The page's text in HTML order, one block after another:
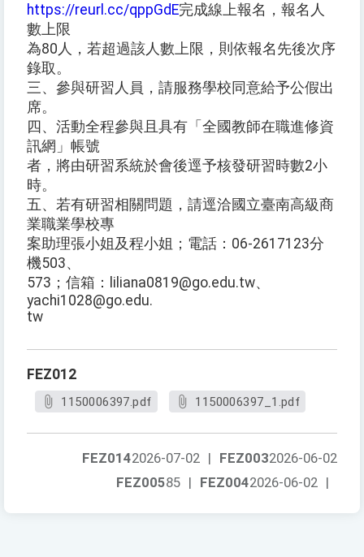
https://reurl.cc/qppGdE完成線上報名，報名人
數上限
為80人，若超過該人數上限，則依報名先後次序
錄取。
三、參與研習人員，請服務學校同意給予公假出
席。
四、活動全程參與且具有「全國教師在職進修資
訊網」帳號
者，將由研習系統於會後逕予核發研習時數2小
時。
五、若有研習相關問題，請逕洽國立臺南高級商
業職業學校專
案助理張小姐及程小姐；電話：06-2617123分
機503、
573；信箱：liliana0819@go.edu.tw、
yachi1028@go.edu.
tw
FEZ012
1150006397.pdf 1150006397_1.pdf
FEZ0032026-06-02
FEZ0142026-07-02 |
FEZ0042026-06-02 |
FEZ00585 |